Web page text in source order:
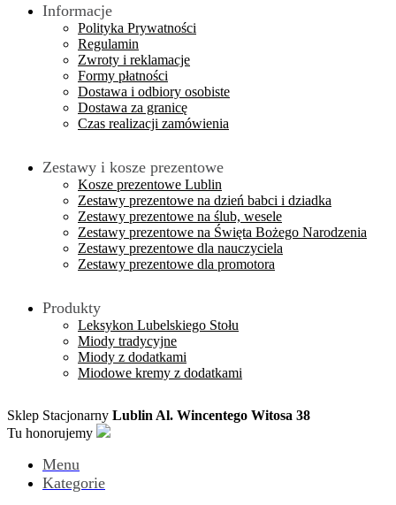
Informacje
Polityka Prywatności
Regulamin
Zwroty i reklamacje
Formy płatności
Dostawa i odbiory osobiste
Dostawa za granicę
Czas realizacji zamówienia
Zestawy i kosze prezentowe
Kosze prezentowe Lublin
Zestawy prezentowe na dzień babci i dziadka
Zestawy prezentowe na ślub, wesele
Zestawy prezentowe na Święta Bożego Narodzenia
Zestawy prezentowe dla nauczyciela
Zestawy prezentowe dla promotora
Produkty
Leksykon Lubelskiego Stołu
Miody tradycyjne
Miody z dodatkami
Miodowe kremy z dodatkami
Sklep Stacjonarny Lublin Al. Wincentego Witosa 38
Tu honorujemy
Menu
Kategorie